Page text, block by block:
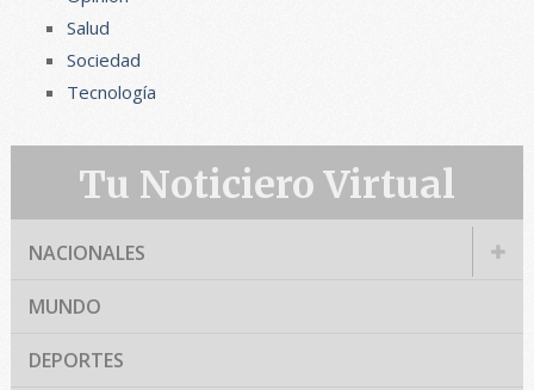
Salud
Sociedad
Tecnología
Tu Noticiero Virtual
NACIONALES
MUNDO
DEPORTES